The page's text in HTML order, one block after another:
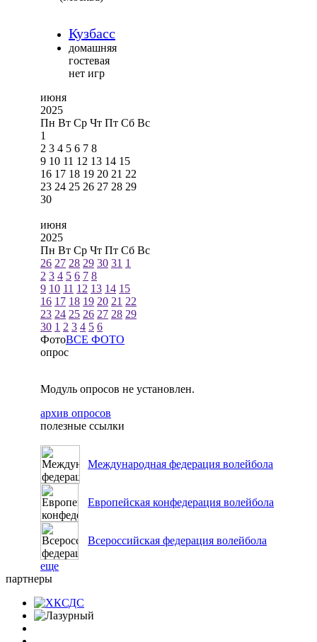
Кузбасс
домашняя
гостевая
нет игр
июня
2025
Пн Вт Ср Чт Пт Сб Вс
1
2 3 4 5 6 7 8
9 10 11 12 13 14 15
16 17 18 19 20 21 22
23 24 25 26 27 28 29
30
июня
2025
Пн Вт Ср Чт Пт Сб Вс
26 27 28 29 30 31 1
2 3 4 5 6 7 8
9 10 11 12 13 14 15
16 17 18 19 20 21 22
23 24 25 26 27 28 29
30 1 2 3 4 5 6
ФотоВСЕ ФОТО
опрос
Модуль опросов не установлен.
архив опросов
полезные ссылки
Международная федерация волейбола
Европейская конфедерация волейбола
Всероссийская федерация волейбола
еще
партнеры